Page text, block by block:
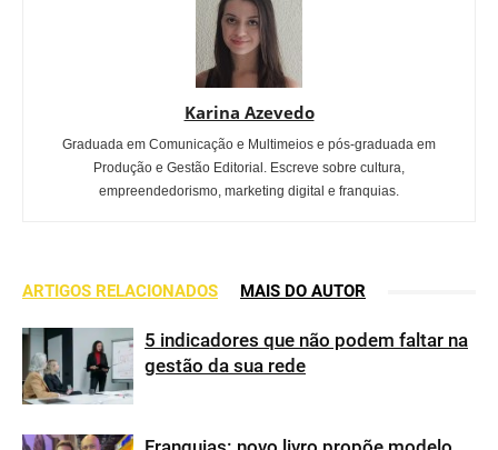
Karina Azevedo
Graduada em Comunicação e Multimeios e pós-graduada em
Produção e Gestão Editorial. Escreve sobre cultura,
empreendedorismo, marketing digital e franquias.
ARTIGOS RELACIONADOS MAIS DO AUTOR
5 indicadores que não podem faltar na
gestão da sua rede